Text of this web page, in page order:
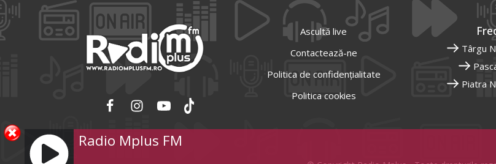
Ascultă live
Contactează-ne
Politica de confidențialitate
Politica cookies
Târgu
Piatra
Radio Mplus FM